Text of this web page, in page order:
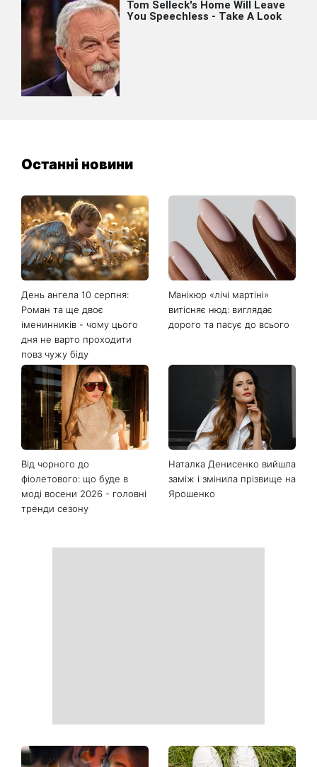
Останні новини
День ангела 10 серпня:
Роман та ще двоє
іменинників - чому цього
дня не варто проходити
повз чужу біду
Манікюр «лічі мартіні»
витісняє нюд: виглядає
дорого та пасує до всього
Від чорного до
фіолетового: що буде в
моді восени 2026 - головні
тренди сезону
Наталка Денисенко вийшла
заміж і змінила прізвище на
Ярошенко